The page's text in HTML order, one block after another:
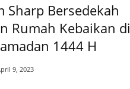
Sharp Bersedekah
Rumah Kebaikan di
1444 H
9, 2023